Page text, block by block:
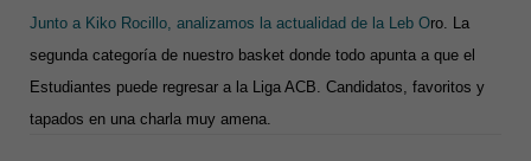
Junto a Kiko Rocillo, analizamos la actualidad de la Leb Oro. La
segunda categoría de nuestro basket donde todo apunta a que el
Estudiantes puede regresar a la Liga ACB. Candidatos, favoritos y
tapados en una charla muy amena.